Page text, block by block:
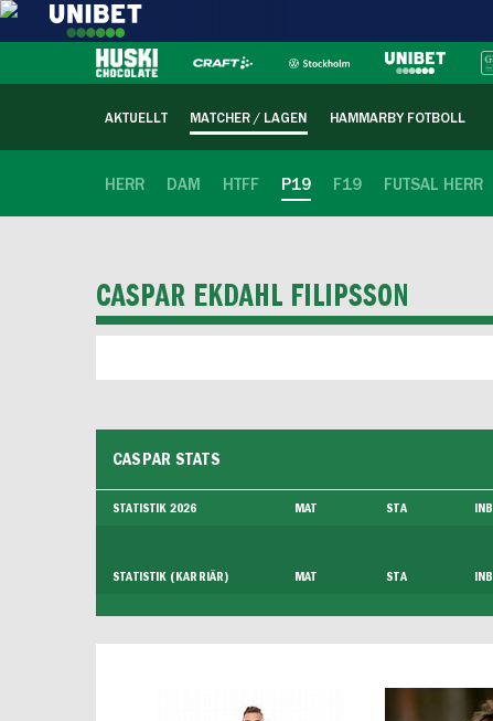
AKTUELLT MATCHER / LAGEN HAMMARBY FOTBOLL
HERR DAM HTFF P19 F19 FUTSAL HERR
CASPAR EKDAHL FILIPSSON
CASPAR STATS
STATISTIK 2026 MAT STA INB
STATISTIK (KARRIÄR) MAT STA INB